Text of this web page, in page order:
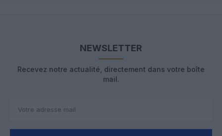
NEWSLETTER
Recevez notre actualité, directement dans votre boîte
mail.